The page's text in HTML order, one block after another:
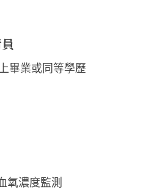
畢業或同等學歷
氧濃度監測